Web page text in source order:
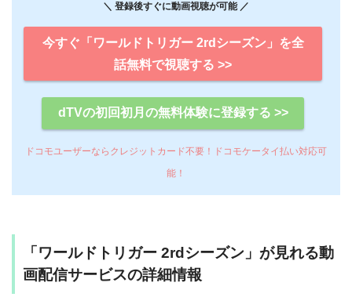
＼ 登録後すぐに動画視聴が可能 ／
今すぐ「ワールドトリガー 2rdシーズン」を全
話無料で視聴する >>
dTVの初回初月の無料体験に登録する >>
ドコモユーザーならクレジットカード不要！ドコモケータイ払い対応可
能！
「ワールドトリガー 2rdシーズン」が見れる動
画配信サービスの詳細情報